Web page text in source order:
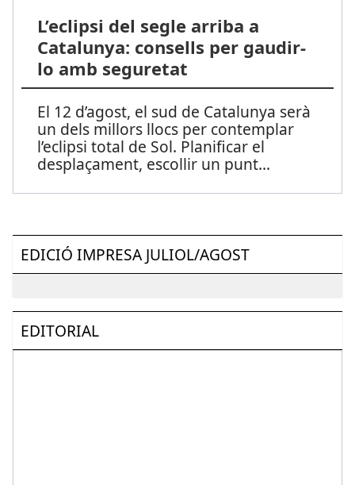
L’eclipsi del segle arriba a
Catalunya: consells per gaudir-
lo amb seguretat
El 12 d’agost, el sud de Catalunya serà
un dels millors llocs per contemplar
l’eclipsi total de Sol. Planificar el
desplaçament, escollir un punt...
EDICIÓ IMPRESA JULIOL/AGOST
EDITORIAL